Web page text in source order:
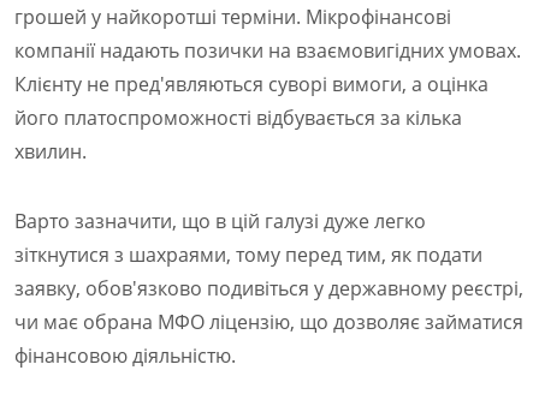
грошей у найкоротші терміни. Мікрофінансові
компанії надають позички на взаємовигідних умовах.
Клієнту не пред'являються суворі вимоги, а оцінка
його платоспроможності відбувається за кілька
хвилин.
Варто зазначити, що в цій галузі дуже легко
зіткнутися з шахраями, тому перед тим, як подати
заявку, обов'язково подивіться у державному реєстрі,
чи має обрана МФО ліцензію, що дозволяє займатися
фінансовою діяльністю.